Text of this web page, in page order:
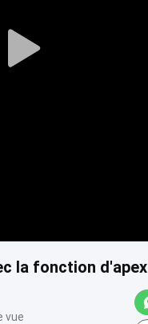
Play
la fonction d'apex
vue